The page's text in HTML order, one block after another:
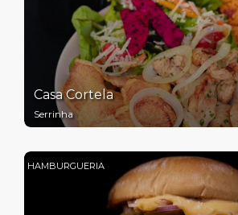
Casa Cortela
Serrinha
HAMBURGUERIA